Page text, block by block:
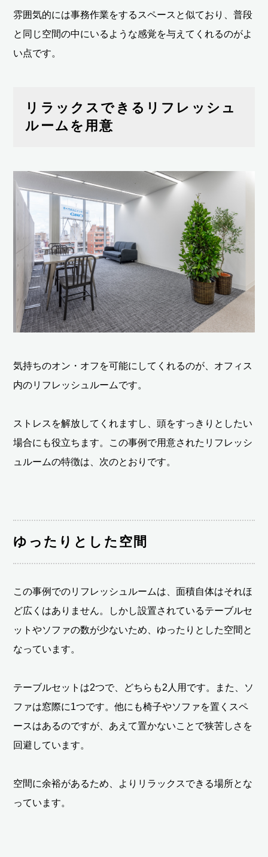
雰囲気的には事務作業をするスペースと似ており、普段
と同じ空間の中にいるような感覚を与えてくれるのがよ
い点です。
リラックスできるリフレッシュ
ルームを用意
気持ちのオン・オフを可能にしてくれるのが、オフィス
内のリフレッシュルームです。
ストレスを解放してくれますし、頭をすっきりとしたい
場合にも役立ちます。この事例で用意されたリフレッシ
ュルームの特徴は、次のとおりです。
ゆったりとした空間
この事例でのリフレッシュルームは、面積自体はそれほ
ど広くはありません。しかし設置されているテーブルセ
ットやソファの数が少ないため、ゆったりとした空間と
なっています。
テーブルセットは2つで、どちらも2人用です。また、ソ
ファは窓際に1つです。他にも椅子やソファを置くスペ
ースはあるのですが、あえて置かないことで狭苦しさを
回避しています。
空間に余裕があるため、よりリラックスできる場所とな
っています。